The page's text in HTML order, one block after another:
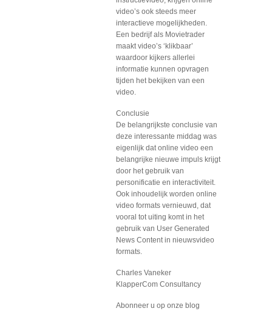
video’s ook steeds meer
interactieve mogelijkheden.
Een bedrijf als Movietrader
maakt video’s ‘klikbaar’
waardoor kijkers allerlei
informatie kunnen opvragen
tijden het bekijken van een
video.
Conclusie
De belangrijkste conclusie van
deze interessante middag was
eigenlijk dat online video een
belangrijke nieuwe impuls krijgt
door het gebruik van
personificatie en interactiviteit.
Ook inhoudelijk worden online
video formats vernieuwd, dat
vooral tot uiting komt in het
gebruik van User Generated
News Content in nieuwsvideo
formats.
Charles Vaneker
KlapperCom Consultancy
Abonneer u op onze blog